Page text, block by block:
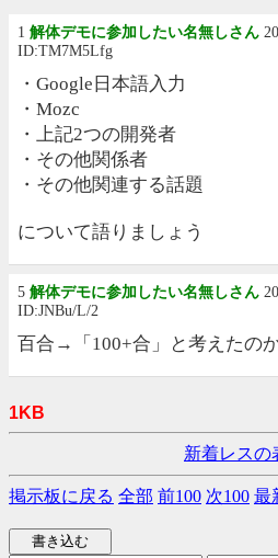
1 解体デモに参加したい名無しさん
ID:TM7M5Lfg
・Google日本語入力
・Mozc
・上記2つの開発者
・その他関係者
・その他関連する話題
について語りましょう
5 解体デモに参加したい名無しさん
ID:JNBu/L/2
百合→「100+合」と考えたの
1KB
新着レスの
掲示板に戻る 全部 前100 次100 最